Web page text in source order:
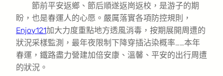
節前平安返鄉、節后順遂返崗返校，是游子的期
盼，也是春運人的心愿。嚴厲落實各項防控規則，
Enjoy121加大力度重點地方透風消毒，按期展開周遭的
狀況采樣監測，最年夜限制下降穿插沾染概率……本年
春運，鐵路盡力營建加倍安康、溫馨、平安的出行周遭
的狀況。